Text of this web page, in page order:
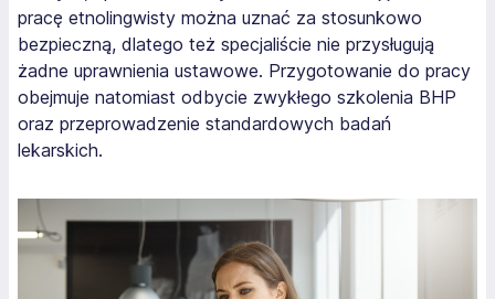
pracę etnolingwisty można uznać za stosunkowo
bezpieczną, dlatego też specjaliście nie przysługują
żadne uprawnienia ustawowe. Przygotowanie do pracy
obejmuje natomiast odbycie zwykłego szkolenia BHP
oraz przeprowadzenie standardowych badań
lekarskich.